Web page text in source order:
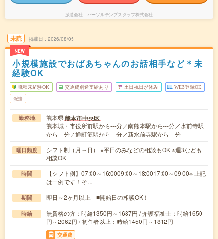
派遣会社 パーソルテンプスタッフ株式会社
未読
NEW
掲載日 2026/08/05
小規模施設でおばあちゃんのお話相手など＊未
経験OK
職種未経験OK 交通費別途支給あり 土日祝日が休み WEB登録OK
派遣
勤務地 熊本県熊本市中央区
熊本城・市役所前駅から---分／南熊本駅から---分／水前寺駅
から---分／通町筋駅から---分／新水前寺駅から---分
曜日頻度
シフト制（月～日） ※平日のみなどの相談もOK ※週3なども
相談OK
時間
【シフト例】07:00～16:0009:00～18:0017:00～09:00※ 上記
は一例です！そ…
期間 即日～2ヶ月以上 ■開始日の相談OK！
時給
無資格の方：時給1350円～1687円 / 介護福祉士：時給1650
円～2062円 / 初任者以上：時給1450円～1812円
交通費